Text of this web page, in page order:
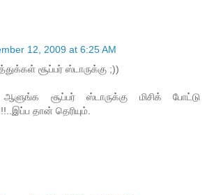
12, 2009 at 6:25 AM
சூப்பர் ஸ்டாருக்கு ;))
சூப்பர் ஸ்டாருக்கு மிசிக் போட்டு
தான் தெரியும்.